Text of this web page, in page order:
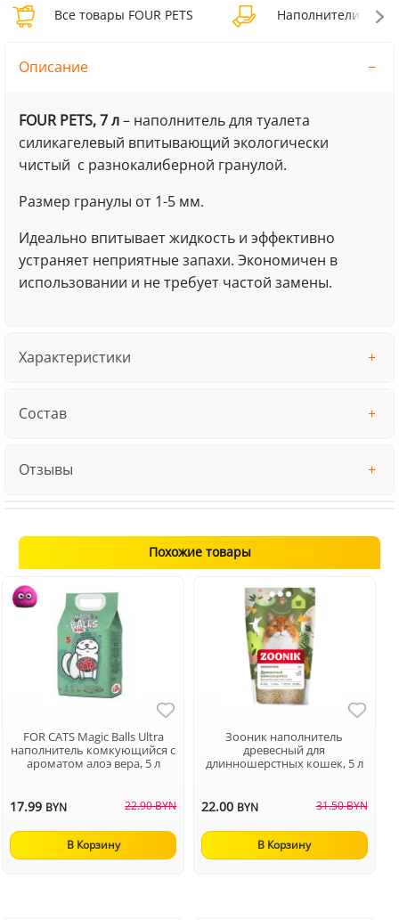
Все товары FOUR PETS Наполнители FOUR
Описание
FOUR PETS, 7 л– наполнитель для туалета
силикагелевый впитывающий экологически
чистый с разнокалиберной гранулой.
Размер гранулы от 1-5 мм.
Идеально впитывает жидкость и эффективно
устраняет неприятные запахи. Экономичен в
использовании и не требует частой замены.
Характеристики
Состав
Отзывы
Похожие товары
FOR CATS Magic Balls Ultra
наполнитель комкующийся с
ароматом алоэ вера, 5 л
17.99 BYN 22.90 BYN
В Корзину
Зооник наполнитель
древесный для
длинношерстных кошек, 5 л
22.00 BYN 31.50 BYN
В Корзину